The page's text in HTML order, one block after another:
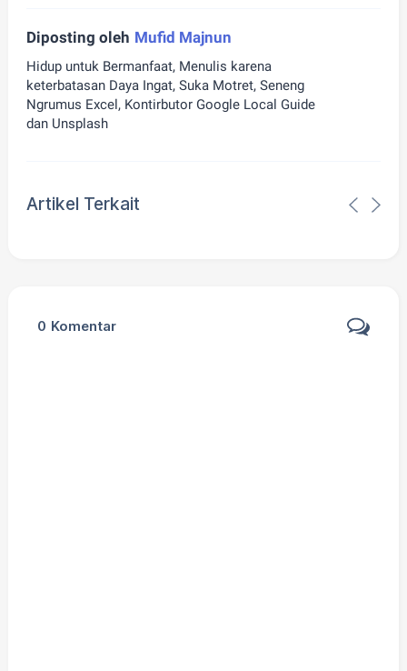
Diposting oleh Mufid Majnun
Hidup untuk Bermanfaat, Menulis karena
keterbatasan Daya Ingat, Suka Motret, Seneng
Ngrumus Excel, Kontirbutor Google Local Guide
dan Unsplash
Artikel Terkait
0 Komentar